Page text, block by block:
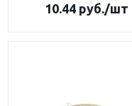
10.44руб./шт